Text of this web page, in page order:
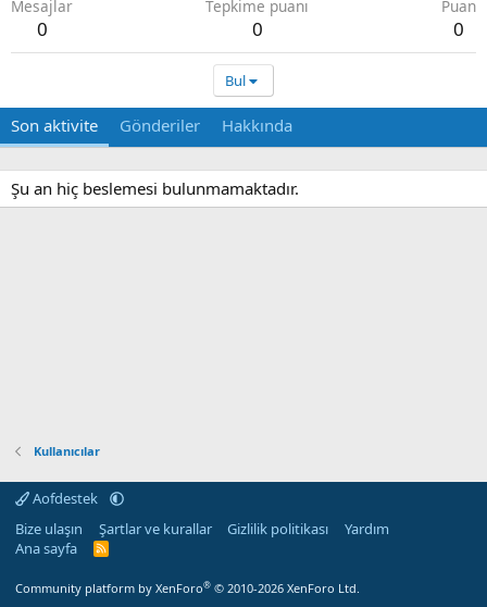
Mesajlar
0
Tepkime puanı
0
Puan
0
Bul
Son aktivite Gönderiler Hakkında
Şu an hiç beslemesi bulunmamaktadır.
Kullanıcılar
Aofdestek
Bize ulaşın
Şartlar ve kurallar Gizlilik politikası
Yardım
Ana sayfa
R
Community platform by XenForo® © 2010-2026 XenForo Ltd.